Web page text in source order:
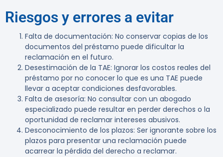
Riesgos y errores a evitar
Falta de documentación: No conservar copias de los
documentos del préstamo puede dificultar la
reclamación en el futuro.
Desestimación de la TAE: Ignorar los costos reales del
préstamo por no conocer lo que es una TAE puede
llevar a aceptar condiciones desfavorables.
Falta de asesoría: No consultar con un abogado
especializado puede resultar en perder derechos o la
oportunidad de reclamar intereses abusivos.
Desconocimiento de los plazos: Ser ignorante sobre los
plazos para presentar una reclamación puede
acarrear la pérdida del derecho a reclamar.